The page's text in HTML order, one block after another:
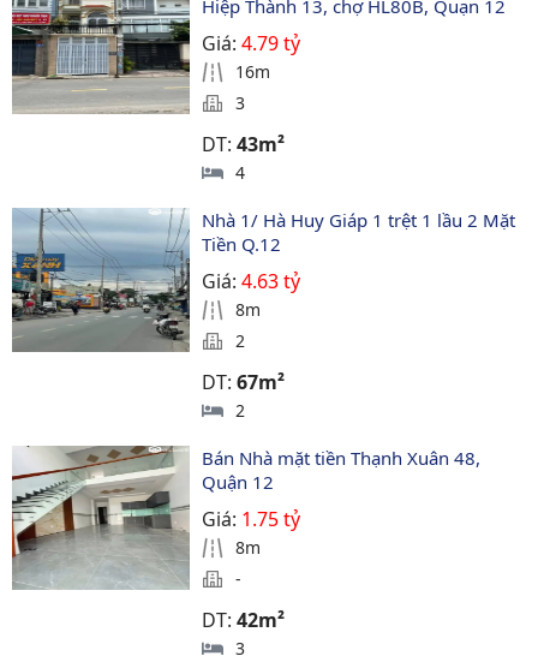
Hiệp Thành 13, chợ HL80B, Quạn 12
Giá:4.79 tỷ
16m
3
DT:43m²
4
Nhà 1/ Hà Huy Giáp 1 trệt 1 lầu 2 Mặt
Tiền Q.12
Giá:4.63 tỷ
8m
2
DT:67m²
2
Bán Nhà mặt tiền Thạnh Xuân 48,
Quận 12
Giá: 1.75 tỷ
8m
-
DT:42m²
3